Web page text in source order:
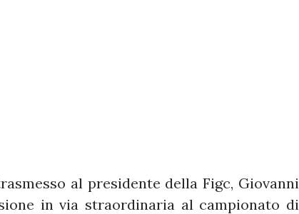
al presidente della Figc, Giovanni
in via straordinaria al campionato di